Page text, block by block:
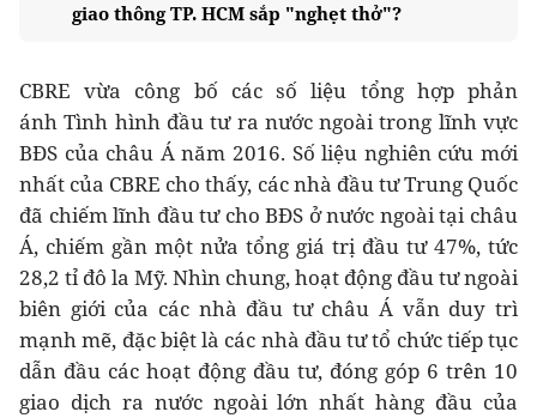
giao thông TP. HCM sắp "nghẹt thở"?
CBRE vừa công bố các số liệu tổng hợp phản
ánh Tình hình đầu tư ra nước ngoài trong lĩnh vực
BĐS của châu Á năm 2016. Số liệu nghiên cứu mới
nhất của CBRE cho thấy, các nhà đầu tư Trung Quốc
đã chiếm lĩnh đầu tư cho BĐS ở nước ngoài tại châu
Á, chiếm gần một nửa tổng giá trị đầu tư 47%, tức
28,2 tỉ đô la Mỹ. Nhìn chung, hoạt động đầu tư ngoài
biên giới của các nhà đầu tư châu Á vẫn duy trì
mạnh mẽ, đặc biệt là các nhà đầu tư tổ chức tiếp tục
dẫn đầu các hoạt động đầu tư, đóng góp 6 trên 10
giao dịch ra nước ngoài lớn nhất hàng đầu của